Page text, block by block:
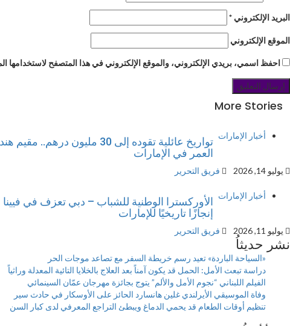
البريد الإلكتروني *
الموقع الإلكتروني
احفظ اسمي، بريدي الإلكتروني، والموقع الإلكتروني في هذا المتصفح لاستخدامها
More Stories
أخبار الإمارات
تواريخ عائلية تقوده إلى 30 مليون
العمر في الإمارات
يوليو 14, 2026 فريق التحرير
أخبار الإمارات
الأوركسترا الوطنية للشباب – دبي تعزف في
إنجازًا تاريخيًا للإمارات
يوليو 11, 2026 فريق التحرير
نشر حديثاُ
«السياحة الباردة» تعيد رسم خريطة السفر مع تصاعد موجات الحر
دراسة تبعث الأمل: الحمل قد يكون آمناً بعد العلاج بالخلايا التائية المعدلة وراثياً
الفيلم اللبناني “نجوم الأمل والألم” يتوج بجائزة مهرجان عمّان السينمائي
وفاة الموسيقي الأيرلندي غلين هانسارد الحائز على الأوسكار في حادث سير
تنظيم أوقات الطعام قد يحمي الدماغ ويبطئ التراجع المعرفي لدى كبار السن